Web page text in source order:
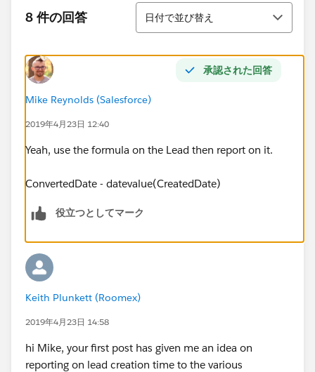
8 件の回答
並び替え
日付で並び替え
承認された回答
Mike Reynolds (Salesforce)
2019年4月23日 12:40
Yeah, use the formula on the Lead then report on it.
ConvertedDate - datevalue(CreatedDate)
役立つとしてマーク
Keith Plunkett (Roomex)
2019年4月23日 14:58
hi Mike, your first post has given me an idea on
reporting on lead creation time to the various